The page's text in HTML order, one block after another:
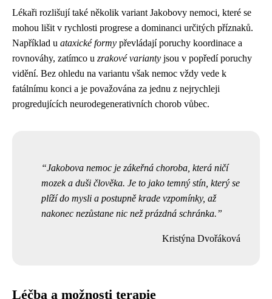
Lékaři rozlišují také několik variant Jakobovy nemoci, které se
mohou lišit v rychlosti progrese a dominanci určitých příznaků.
Například u ataxické formy převládají poruchy koordinace a
rovnováhy, zatímco u zrakové varianty jsou v popředí poruchy
vidění. Bez ohledu na variantu však nemoc vždy vede k
fatálnímu konci a je považována za jednu z nejrychleji
progredujících neurodegenerativních chorob vůbec.
Jakobova nemoc je zákeřná choroba, která ničí
mozek a duši člověka. Je to jako temný stín, který se
plíží do mysli a postupně krade vzpomínky, až
nakonec nezůstane nic než prázdná schránka.
Kristýna Dvořáková
Léčba a možnosti terapie